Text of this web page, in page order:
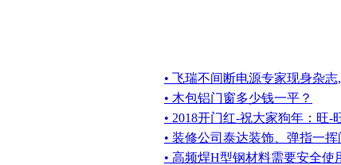
• 飞瑞不间断电源专家现身杂志
• 木包铝门窗多少钱一平？
• 2018开门红-祝大家狗年：旺-
• 装修公司泰达装饰、弹指一
• 高频焊H型钢材料需要安全使